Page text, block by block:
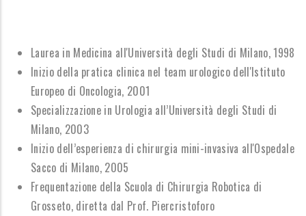
Laurea in Medicina all'Università degli Studi di Milano, 1998
Inizio della pratica clinica nel team urologico dell'Istituto
Europeo di Oncologia, 2001
Specializzazione in Urologia all’Università degli Studi di
Milano, 2003
Inizio dell’esperienza di chirurgia mini-invasiva all'Ospedale
Sacco di Milano, 2005
Frequentazione della Scuola di Chirurgia Robotica di
Grosseto, diretta dal Prof. Piercristoforo